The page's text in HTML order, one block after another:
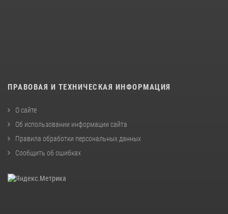
ПРАВОВАЯ И ТЕХНИЧЕСКАЯ ИНФОРМАЦИЯ
О сайте
Об использовании информации сайта
Правила обработки персональных данных
Сообщить об ошибках